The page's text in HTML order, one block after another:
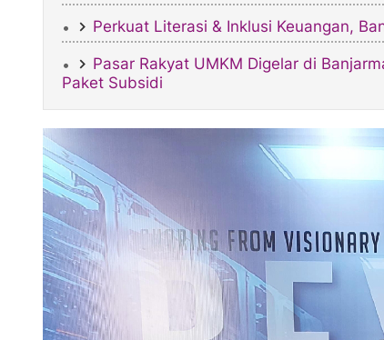
Perkuat Literasi & Inklusi Keuangan,
Pasar Rakyat UMKM Digelar di
Paket Subsidi